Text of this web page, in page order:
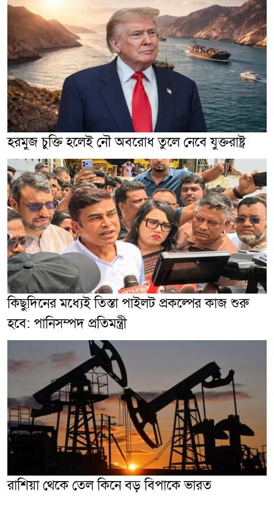
হরমুজ চুক্তি হলেই নৌ অবরোধ তুলে নেবে যুক্তরাষ্ট্র
কিছুদিনের মধ্যেই তিস্তা পাইলট প্রকল্পের কাজ শুরু
হবে: পানিসম্পদ প্রতিমন্ত্রী
রাশিয়া থেকে তেল কিনে বড় বিপাকে ভারত